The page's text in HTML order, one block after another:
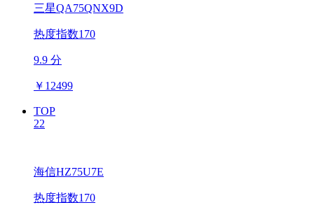
三星QA75QNX9D
热度指数170
9.9 分
￥ 12499
TOP
22
海信HZ75U7E
热度指数170